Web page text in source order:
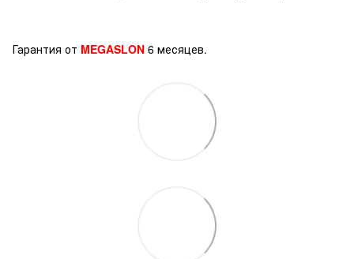
Гарантия от MEGASLON 6 месяцев.